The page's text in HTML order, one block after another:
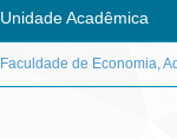
Unidade Acadêmica
Faculdade de Economia,